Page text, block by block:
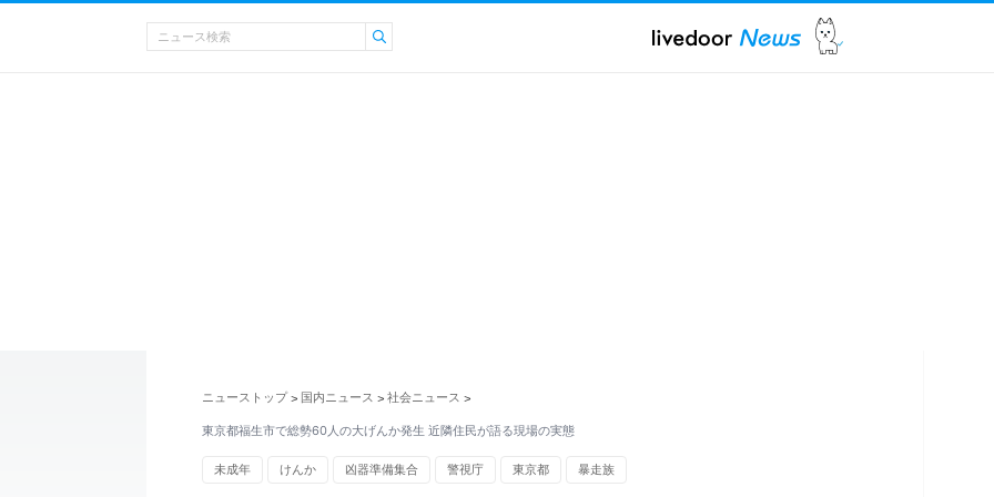
ニューストップ > 国内ニュース > 社会ニュース >
東京都福生市で総勢60人の大げんか発生 近隣住民が語る現場の実態
未成年 けんか 凶器準備集合 警視庁 東京都 暴走族